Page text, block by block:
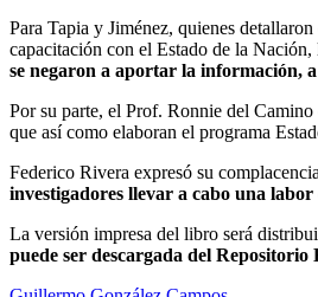
Para Tapia y Jiménez, quienes
capacitación con el Estado de la
se negaron a aportar la información,
Por su parte, el Prof. Ronnie del
que así como elaboran el programa
Federico Rivera expresó su
investigadores llevar a cabo una
La versión impresa del libro será
puede ser descargada del Repositorio